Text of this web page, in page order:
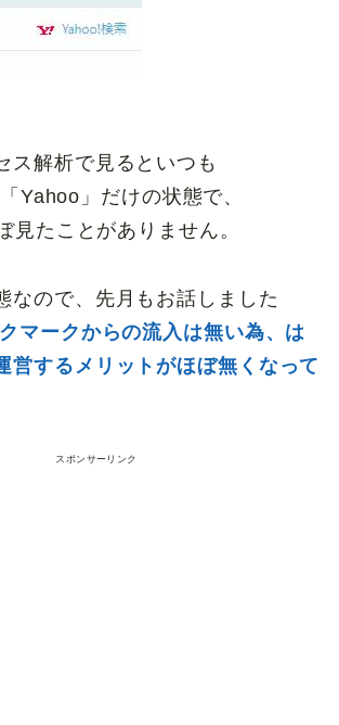
ス解析で見るといつも
Yahoo」だけの状態で、
見たことがありません。
なので、先月もお話しました
マークからの流入は無い為、は
営するメリットがほぼ無くなって
スポンサーリンク